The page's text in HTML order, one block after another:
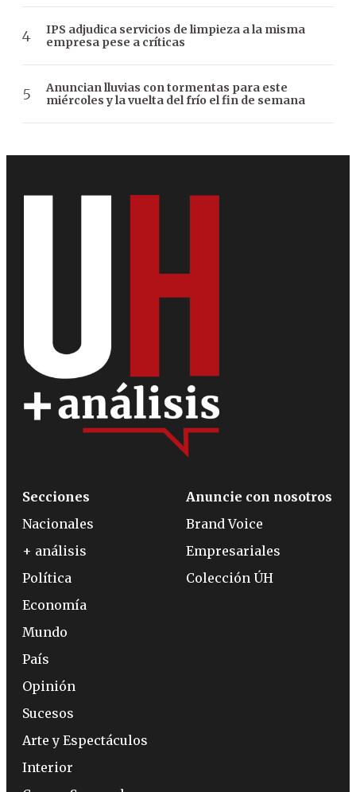
IPS adjudica servicios de limpieza a la misma
empresa pese a críticas
Anuncian lluvias con tormentas para este
miércoles y la vuelta del frío el fin de semana
Secciones
Nacionales
+ análisis
Política
Economía
Mundo
País
Opinión
Sucesos
Arte y Espectáculos
Interior
Anuncie con nosotros
Brand Voice
Empresariales
Colección ÚH